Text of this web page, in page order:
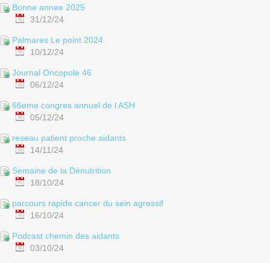
Bonne annee 2025
31/12/24
Palmares Le point 2024
10/12/24
Journal Oncopole 46
06/12/24
66eme congres annuel de l ASH
05/12/24
reseau patient proche aidants
14/11/24
Semaine de la Dénutrition
18/10/24
parcours rapide cancer du sein agressif
16/10/24
Podcast chemin des aidants
03/10/24